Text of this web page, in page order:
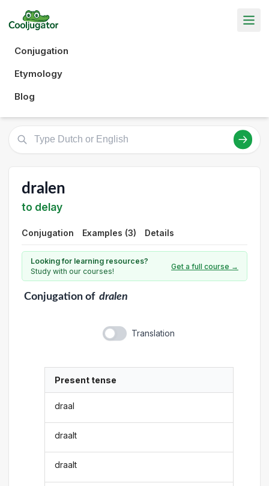
Conjugation
Etymology
Blog
dralen
to delay
Conjugation Examples (3) Details
Looking for learning resources?
Study with our courses!
Get a full course →
Conjugationof dralen
Translation
Present tense
draal
draalt
draalt